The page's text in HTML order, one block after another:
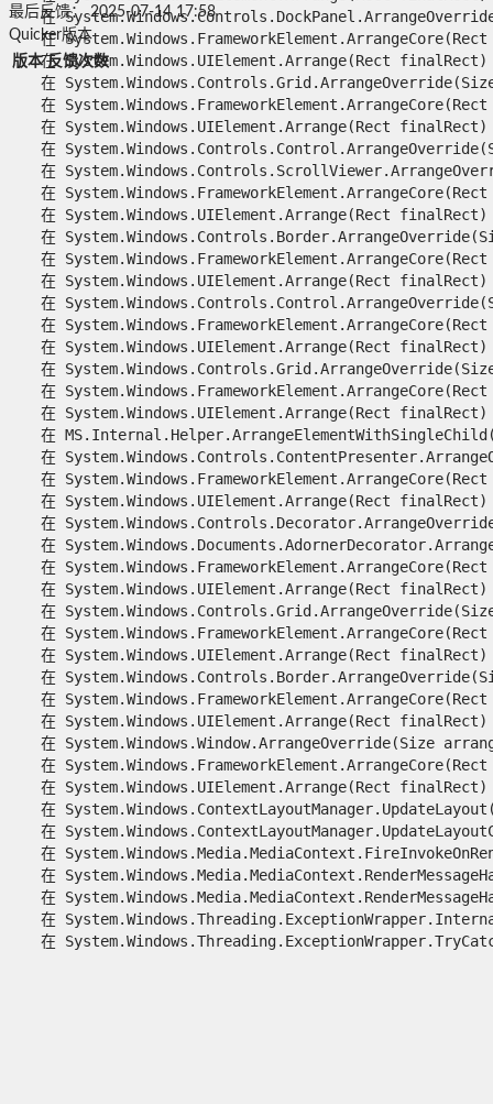
在
在 System.Windows.FrameworkElement.ArrangeCore(Rect
   在 System.Windows.UIElement.Arrange(Rect finalRect)
在
在 System.Windows.FrameworkElement.ArrangeCore(Rect
   在 System.Windows.UIElement.Arrange(Rect finalRect)
在
在
在 System.Windows.FrameworkElement.ArrangeCore(Rect
   在 System.Windows.UIElement.Arrange(Rect finalRect)
在
在 System.Windows.FrameworkElement.ArrangeCore(Rect
   在 System.Windows.UIElement.Arrange(Rect finalRect)
在
在 System.Windows.FrameworkElement.ArrangeCore(Rect
   在 System.Windows.UIElement.Arrange(Rect finalRect)
在
在 System.Windows.FrameworkElement.ArrangeCore(Rect
   在 System.Windows.UIElement.Arrange(Rect finalRect)
在
在
在 System.Windows.FrameworkElement.ArrangeCore(Rect
   在 System.Windows.UIElement.Arrange(Rect finalRect)
在
在
在 System.Windows.FrameworkElement.ArrangeCore(Rect
   在 System.Windows.UIElement.Arrange(Rect finalRect)
在
在 System.Windows.FrameworkElement.ArrangeCore(Rect
   在 System.Windows.UIElement.Arrange(Rect finalRect)
在
在 System.Windows.FrameworkElement.ArrangeCore(Rect
   在 System.Windows.UIElement.Arrange(Rect finalRect)
在 System.Windows.Window.ArrangeOverride(Size
在 System.Windows.FrameworkElement.ArrangeCore(Rect
   在 System.Windows.UIElement.Arrange(Rect finalRect)
在
在
在
在
在
在
在
最后反馈： 2025-07-14 17:58
Quicker版本
版本 反馈次数